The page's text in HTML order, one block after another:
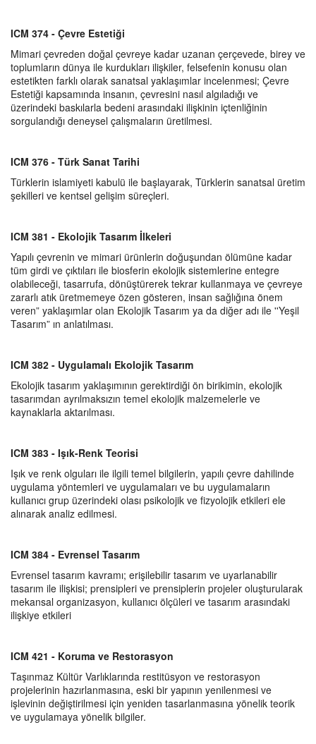
ICM 374 - Çevre Estetiği
Mimari çevreden doğal çevreye kadar uzanan çerçevede, birey ve
toplumların dünya ile kurdukları ilişkiler, felsefenin konusu olan
estetikten farklı olarak sanatsal yaklaşımlar incelenmesi; Çevre
Estetiği kapsamında insanın, çevresini nasıl algıladığı ve
üzerindeki baskılarla bedeni arasındaki ilişkinin içtenliğinin
sorgulandığı deneysel çalışmaların üretilmesi.
ICM 376 - Türk Sanat Tarihi
Türklerin islamiyeti kabulü ile başlayarak, Türklerin sanatsal üretim
şekilleri ve kentsel gelişim süreçleri.
ICM 381 - Ekolojik Tasarım İlkeleri
Yapılı çevrenin ve mimari ürünlerin doğuşundan ölümüne kadar
tüm girdi ve çıktıları ile biosferin ekolojik sistemlerine entegre
olabileceği, tasarrufa, dönüştürerek tekrar kullanmaya ve çevreye
zararlı atık üretmemeye özen gösteren, insan sağlığına önem
veren” yaklaşımlar olan Ekolojik Tasarım ya da diğer adı ile ''Yeşil
Tasarım” ın anlatılması.
ICM 382 - Uygulamalı Ekolojik Tasarım
Ekolojik tasarım yaklaşımının gerektirdiği ön birikimin, ekolojik
tasarımdan ayrılmaksızın temel ekolojik malzemelerle ve
kaynaklarla aktarılması.
ICM 383 - Işık-Renk Teorisi
Işık ve renk olguları ile ilgili temel bilgilerin, yapılı çevre dahilinde
uygulama yöntemleri ve uygulamaları ve bu uygulamaların
kullanıcı grup üzerindeki olası psikolojik ve fizyolojik etkileri ele
alınarak analiz edilmesi.
ICM 384 - Evrensel Tasarım
Evrensel tasarım kavramı; erişilebilir tasarım ve uyarlanabilir
tasarım ile ilişkisi; prensipleri ve prensiplerin projeler oluşturularak
mekansal organizasyon, kullanıcı ölçüleri ve tasarım arasındaki
ilişkiye etkileri
ICM 421 - Koruma ve Restorasyon
Taşınmaz Kültür Varlıklarında restitüsyon ve restorasyon
projelerinin hazırlanmasına, eski bir yapının yenilenmesi ve
işlevinin değiştirilmesi için yeniden tasarlanmasına yönelik teorik
ve uygulamaya yönelik bilgiler.